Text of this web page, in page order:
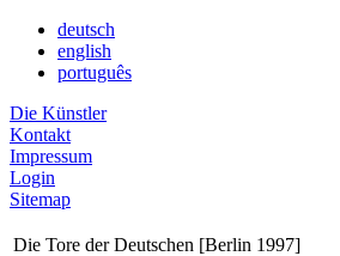
deutsch
english
português
Die Künstler
Kontakt
Impressum
Login
Sitemap
Die Tore der Deutschen [Berlin 1997]